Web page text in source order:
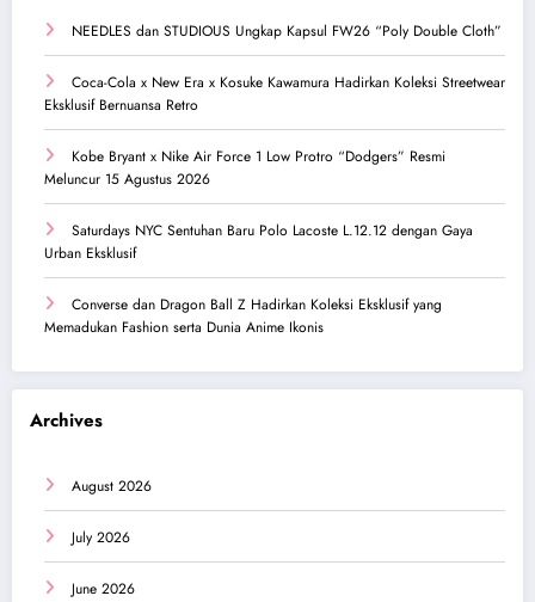
NEEDLES dan STUDIOUS Ungkap Kapsul FW26 “Poly Double Cloth”
Coca-Cola x New Era x Kosuke Kawamura Hadirkan Koleksi Streetwear
Eksklusif Bernuansa Retro
Kobe Bryant x Nike Air Force 1 Low Protro “Dodgers” Resmi
Meluncur 15 Agustus 2026
Saturdays NYC Sentuhan Baru Polo Lacoste L.12.12 dengan Gaya
Urban Eksklusif
Converse dan Dragon Ball Z Hadirkan Koleksi Eksklusif yang
Memadukan Fashion serta Dunia Anime Ikonis
Archives
August 2026
July 2026
June 2026